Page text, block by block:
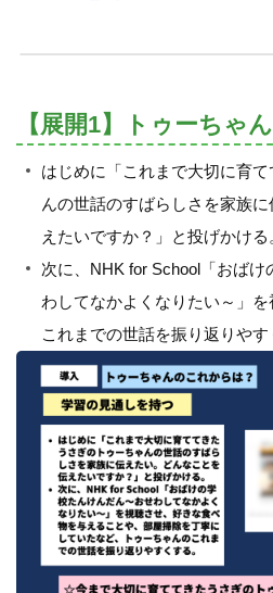
【展開1】トゥーちゃ
はじめに「これまで大切に育
んの世話のすばらしさを家族
えたいですか？」と投げかける
次に、NHK for School「おば
わしてなかよくなりたい～」
これまでの世話を振り返りや